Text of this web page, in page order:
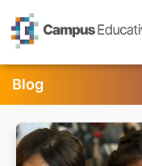
Blog